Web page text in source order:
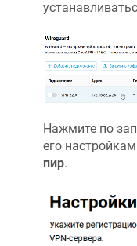
Нажмите по
его
пир.